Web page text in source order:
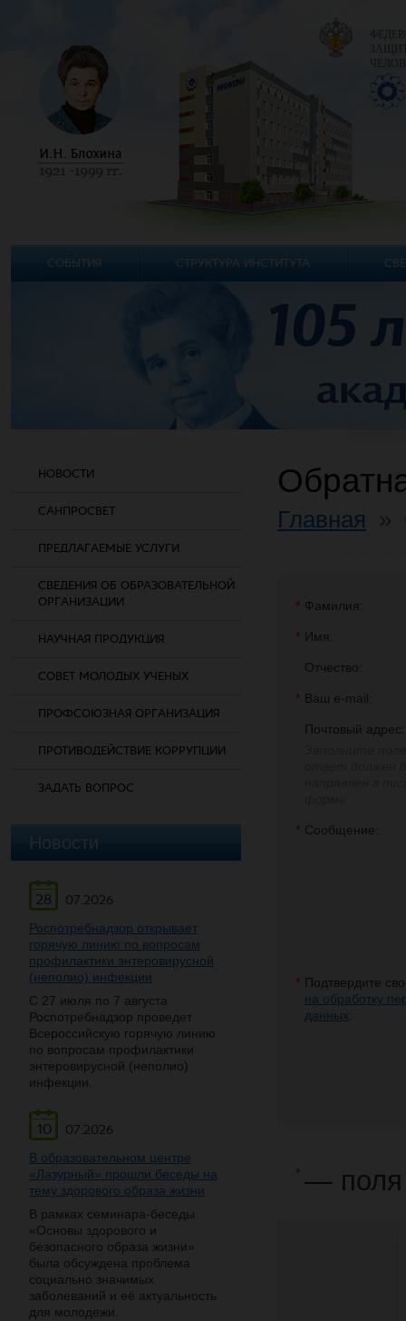
НОВОСТИ
САНПРОСВЕТ
ПРЕДЛАГАЕМЫЕ УСЛУГИ
СВЕДЕНИЯ ОБ ОБРАЗОВАТЕЛЬНОЙ
ОРГАНИЗАЦИИ
НАУЧНАЯ ПРОДУКЦИЯ
СОВЕТ МОЛОДЫХ УЧЕНЫХ
ПРОФСОЮЗНАЯ ОРГАНИЗАЦИЯ
ПРОТИВОДЕЙСТВИЕ КОРРУПЦИИ
ЗАДАТЬ ВОПРОС
Новости
28
07.2026
Роспотребнадзор открывает
горячую линию по вопросам
профилактики энтеровирусной
(неполио) инфекции
С 27 июля по 7 августа
Роспотребнадзор проведет
Всероссийскую горячую линию
по вопросам профилактики
энтеровирусной (неполио)
инфекции.
10
07.2026
В образовательном центре
«Лазурный» прошли беседы на
тему здорового образа жизни
В рамках семинара-беседы
«Основы здорового и
безопасного образа жизни»
была обсуждена проблема
социально значимых
заболеваний и её актуальность
для молодежи.
Главная
Фамилия:
*
Имя:
*
Отчество:
Ваш e-mail:
*
Почтовый адрес:
Сообщение:
*
Подтвердите
на обработку
данных
*
* — поля
СОБЫТИЯ СТРУКТУРА ИНСТИТУТА